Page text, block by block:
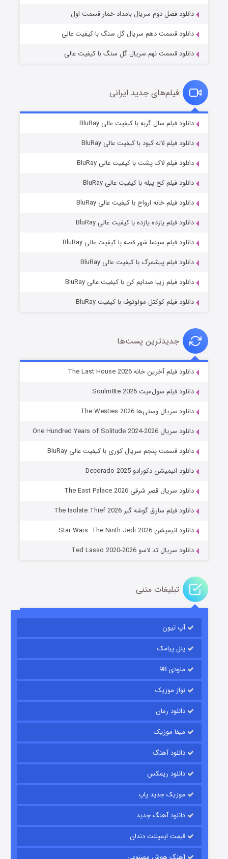
قسمت۲ (زیرنویس) منتشر شد
شوگر فصل ۲
خاندان اژدها فصل ۳
قسمت۶ (زیرنویس) منتشر شد
قسمت
دانلود فصل دوم سریال بامداد خمار قسمت اول
دانلود قسمت دهم سریال گل سنگ با کیفیت عالی
دانلود قسمت نهم سریال گل سنگ با کیفیت عالی
فیلم‌های جدید ایرانی
دانلود فیلم سال گربه با کیفیت عالی BluRay
دانلود فیلم لاله کبود با کیفیت عالی BluRay
دانلود فیلم لاک پشت با کیفیت عالی BluRay
دانلود فیلم کج‌ پیله با کیفیت عالی BluRay
دانلود فیلم خانه ارواح با کیفیت عالی BluRay
دانلود فیلم یازده یازده با کیفیت عالی BluRay
دانلود فیلم سینما شهر قصه با کیفیت عالی BluRay
دانلود فیلم پیشمرگ با کیفیت عالی BluRay
دانلود فیلم زیبا صدایم کن با کیفیت عالی BluRay
دانلود فیلم کوکتل مولوتوف با کیفیت BluRay
جدیدترین پست‌ها
دانلود فیلم آخرین خانه The Last House 2026
دانلود فیلم سول‌میت Soulm8te 2026
دانلود سریال وستی‌ها The Westies 2026
دانلود سریال One Hundred Years of Solitude 2024-2026
دانلود قسمت پنجم سریال کوری با کیفیت عالی BluRay
دانلود انیمیشن دکورادو Decorado 2025
دانلود سریال قصر شرقی The East Palace 2026
دانلود فیلم سارق گوشه گیر The Isolate Thief 2026
دانلود انیمیشن Star Wars: The Ninth Jedi 2026
دانلود سریال تد لاسو Ted Lasso 2020-2026
تبلیغات متنی
آپ تیون
پنل پیامک
ملودی 98
نواز موزیک
دانلود رمان
میفا موزیک
دانلود آهنگ
دانلود ریمکس
موزیک جدید پاپ
دانلود آهنگ جدید
قیمت ایمپلنت دندان